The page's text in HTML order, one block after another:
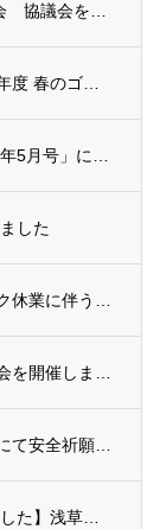
【開催報告】内装技研協力会 協議会を開催しました
【イベントレポート】2026年度 春のゴルフコンペを開催しました
建築専門誌「近代建築 2026年5月号」に広告掲載されました
した
2026年 ゴールデンウィーク休業に伴う休業のお知らせ
【開催報告】内装技研 協力会を開催しました
【2026年度】成田山新勝寺にて安全祈願を行いました
【2025年 忘年会を開催しました】浅草ビューホテルにて一年の締めくくり